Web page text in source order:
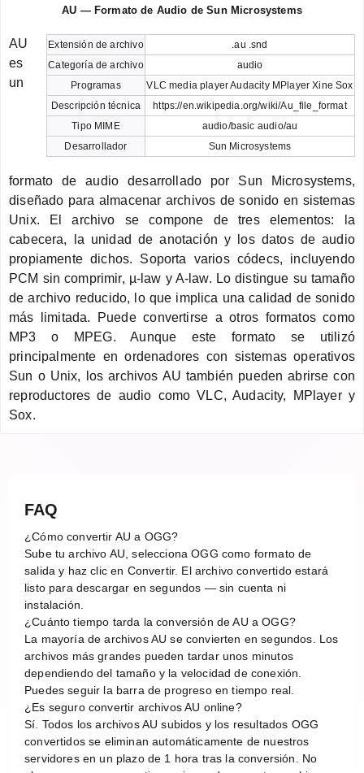
AU — Formato de Audio de Sun Microsystems
Extensión de archivo
.au .snd
Categoría de archivo
audio
Programas
VLC media player Audacity MPlayer Xine Sox
Descripción técnica
https://en.wikipedia.org/wiki/Au_file_format
Tipo MIME
audio/basic audio/au
Desarrollador
Sun Microsystems
AU
es
un
formato de audio desarrollado por Sun Microsystems,
diseñado para almacenar archivos de sonido en sistemas
Unix. El archivo se compone de tres elementos: la
cabecera, la unidad de anotación y los datos de audio
propiamente dichos. Soporta varios códecs, incluyendo
PCM sin comprimir, µ-law y A-law. Lo distingue su tamaño
de archivo reducido, lo que implica una calidad de sonido
más limitada. Puede convertirse a otros formatos como
MP3 o MPEG. Aunque este formato se utilizó
principalmente en ordenadores con sistemas operativos
Sun o Unix, los archivos AU también pueden abrirse con
reproductores de audio como VLC, Audacity, MPlayer y
Sox.
FAQ
¿Cómo convertir AU a OGG?
Sube tu archivo AU, selecciona OGG como formato de
salida y haz clic en Convertir. El archivo convertido estará
listo para descargar en segundos — sin cuenta ni
instalación.
¿Cuánto tiempo tarda la conversión de AU a OGG?
La mayoría de archivos AU se convierten en segundos. Los
archivos más grandes pueden tardar unos minutos
dependiendo del tamaño y la velocidad de conexión.
Puedes seguir la barra de progreso en tiempo real.
¿Es seguro convertir archivos AU online?
Sí. Todos los archivos AU subidos y los resultados OGG
convertidos se eliminan automáticamente de nuestros
servidores en un plazo de 1 hora tras la conversión. No